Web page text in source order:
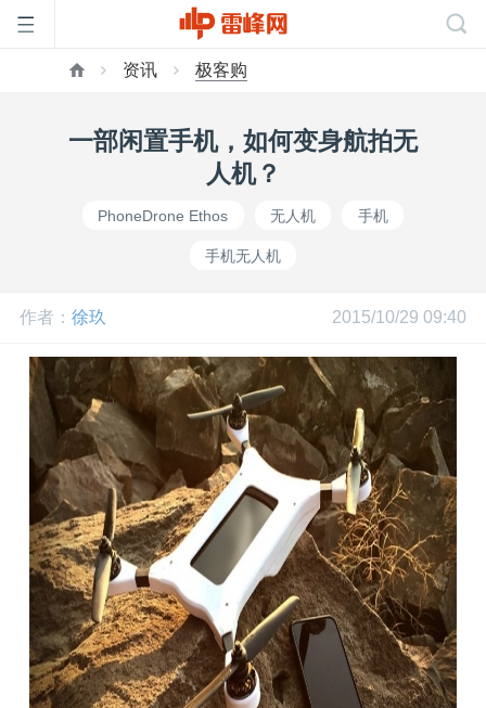
网
公
开
课
活
动
资讯 极客购
一部闲置手机，如何变身航拍无
人机？
PhoneDrone Ethos 无人机 手机
手机无人机
作者： 徐玖 2015/10/29 09:40